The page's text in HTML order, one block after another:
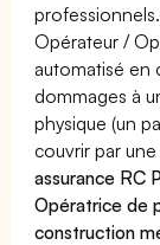
Opérateur /
automatisé en
dommages à
physique (un
couvrir par
assurance RC
Opératrice de
construction